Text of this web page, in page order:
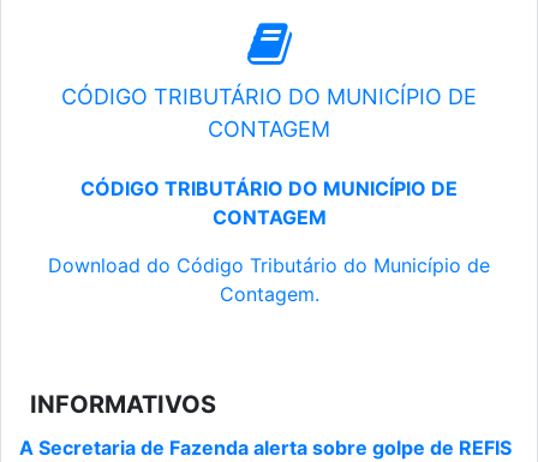
CÓDIGO TRIBUTÁRIO DO MUNICÍPIO DE
CONTAGEM
CÓDIGO TRIBUTÁRIO DO MUNICÍPIO DE
CONTAGEM
Download do Código Tributário do Município de
Contagem.
INFORMATIVOS
A Secretaria de Fazenda alerta sobre golpe de REFIS